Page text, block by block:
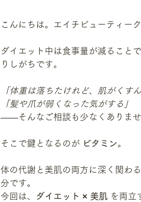
こんにちは。エイチビューティー
ダイエット中は食事量が減ること
りしがちです。
「体重は落ちたけれど、肌がくすん
「髪や爪が弱くなった気がする」
——そんなご相談も少なくありませ
そこで鍵となるのが ビタミン 。
体の代謝と美肌の両方に深く関わ
分です。
今回は、
ダイエット × 美肌 を両立